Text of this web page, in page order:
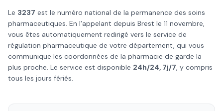
Le 3237 est le numéro national de la permanence des soins
pharmaceutiques. En l'appelant depuis Brest le 11 novembre,
vous êtes automatiquement redirigé vers le service de
régulation pharmaceutique de votre département, qui vous
communique les coordonnées de la pharmacie de garde la
plus proche. Le service est disponible 24h/24, 7j/7, y compris
tous les jours fériés.